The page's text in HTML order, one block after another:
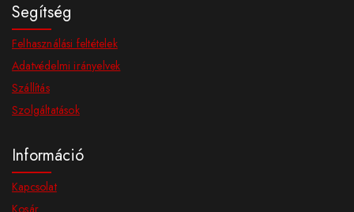
Segítség
Felhasználási feltételek
Adatvédelmi irányelvek
Szállítás
Szolgáltatások
Információ
Kapcsolat